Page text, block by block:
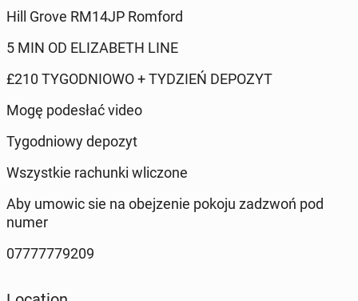
Hill Grove RM14JP Romford
5 MIN OD ELIZABETH LINE
£210 TYGODNIOWO + TYDZIEŃ DEPOZYT
Mogę podesłać video
Tygodniowy depozyt
Wszystkie rachunki wliczone
Aby umowic sie na obejzenie pokoju zadzwoń pod
numer
07777779209